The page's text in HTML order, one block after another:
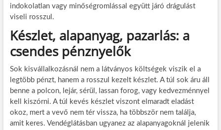
indokolatlan vagy minőségromlással együtt járó drágulást
viseli rosszul.
Készlet, alapanyag, pazarlás: a
csendes pénznyelők
Sok kisvállalkozásnál nem a látványos költségek viszik el a
legtöbb pénzt, hanem a rosszul kezelt készlet. A túl sok áru áll
benne a polcon, lejár, sérül, lassan forog, vagy kedvezménnyel
kell kiszórni. A túl kevés készlet viszont elmaradt eladást
okoz, mert a vevő nem tér vissza, ha többször nem találja,
amit keres. Vendéglátásban ugyanez az alapanyagoknál jelenik